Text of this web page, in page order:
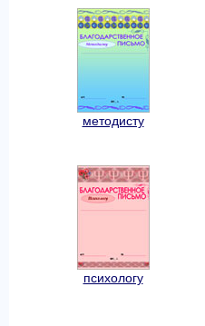
методисту
психологу